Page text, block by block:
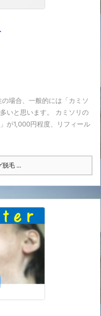
場合、一般的には「カミソ
いと思います。 カミソリの
が1,000円程度、リフィール
脱毛 ...